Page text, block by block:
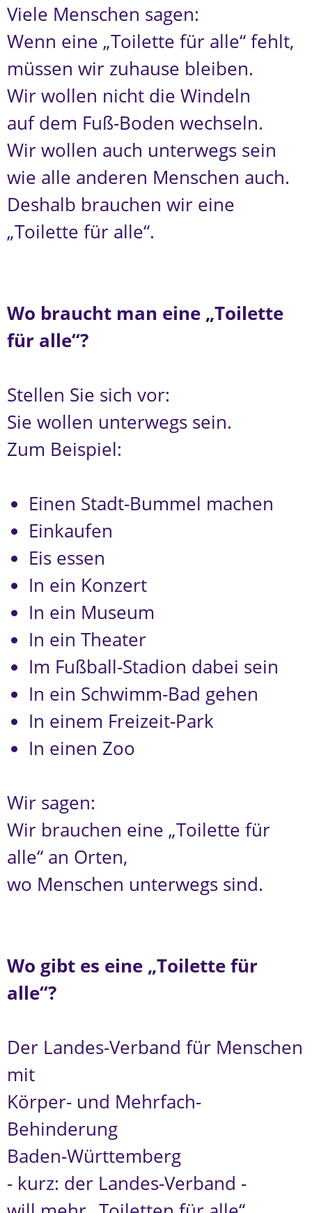
Viele Menschen sagen:
Wenn eine „Toilette für alle“ fehlt,
müssen wir zuhause bleiben.
Wir wollen nicht die Windeln
auf dem Fuß-Boden wechseln.
Wir wollen auch unterwegs sein
wie alle anderen Menschen auch.
Deshalb brauchen wir eine
„Toilette für alle“.
Wo braucht man eine „Toilette
für alle“?
Stellen Sie sich vor:
Sie wollen unterwegs sein.
Zum Beispiel:
Einen Stadt-Bummel machen
Einkaufen
Eis essen
In ein Konzert
In ein Museum
In ein Theater
Im Fußball-Stadion dabei sein
In ein Schwimm-Bad gehen
In einem Freizeit-Park
In einen Zoo
Wir sagen:
Wir brauchen eine „Toilette für
alle“ an Orten,
wo Menschen unterwegs sind.
Wo gibt es eine „Toilette für
alle“?
Der Landes-Verband für Menschen
mit
Körper- und Mehrfach-
Behinderung
Baden-Württemberg
- kurz: der Landes-Verband -